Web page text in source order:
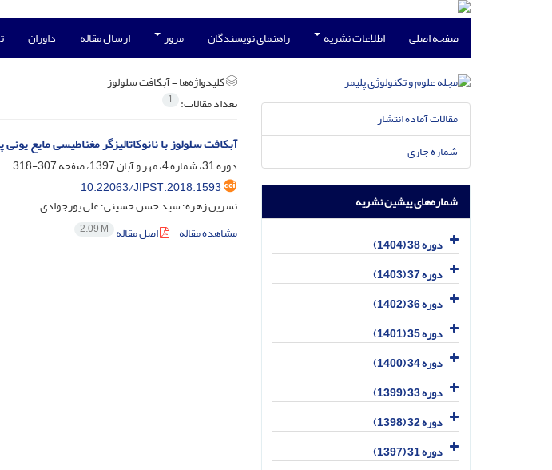
صفحه اصلی اطلاعات نشریه راهنمای نویسندگان مرور ارسال مقاله داوران
کلیدواژه‌ها =آبکافت سلولوز
تعداد مقالات: 1
آبکافت سلولوز با نانوکاتالیزگر مغناطیسی مایع
دوره 31، شماره 4، مهر و آبان 1397، صفحه
307-318
10.22063/JIPST.2018.1593
نسرین زهره؛ سید حسن حسینی؛ علی پورجوادی
مشاهده مقاله
اصل مقاله 2.09 M
مقالات آماده انتشار
شماره جاری
شماره‌های پیشین نشریه
دوره 38 (1404)
دوره 37 (1403)
دوره 36 (1402)
دوره 35 (1401)
دوره 34 (1400)
دوره 33 (1399)
دوره 32 (1398)
دوره 31 (1397)